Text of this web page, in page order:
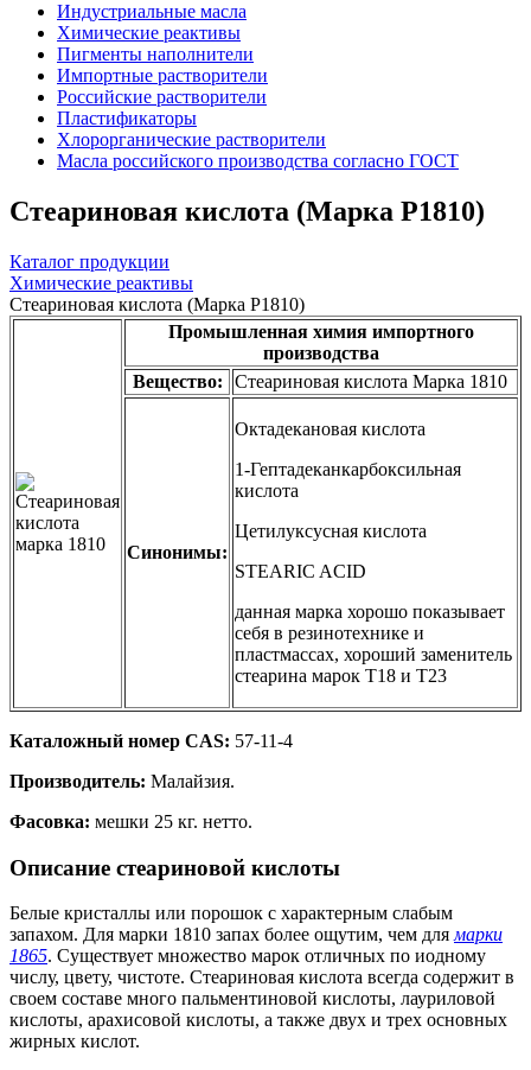
Индустриальные масла
Химические реактивы
Пигменты наполнители
Импортные растворители
Российские растворители
Пластификаторы
Хлорорганические растворители
Масла российского производства согласно ГОСТ
Стеариновая кислота (Марка Р1810)
Каталог продукции
Химические реактивы
Стеариновая кислота (Марка Р1810)
Промышленная химия импортного
производства
Вещество:
Стеариновая кислота Марка 1810
Синонимы:
Октадекановая кислота
1-Гептадеканкарбоксильная
кислота
Цетилуксусная кислота
STEARIC ACID
данная марка хорошо показывает
себя в резинотехнике и
пластмассах, хороший заменитель
стеарина марок Т18 и Т23
Каталожный номер CAS: 57-11-4
Производитель: Малайзия.
Фасовка: мешки 25 кг. нетто.
Описание стеариновой кислоты
Белые кристаллы или порошок с характерным слабым
запахом. Для марки 1810 запах более ощутим, чем для марки
1865. Существует множество марок отличных по иодному
числу, цвету, чистоте. Стеариновая кислота всегда содержит в
своем составе много пальментиновой кислоты, лауриловой
кислоты, арахисовой кислоты, а также двух и трех основных
жирных кислот.